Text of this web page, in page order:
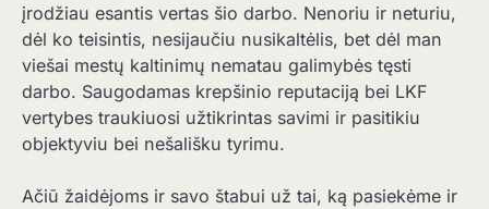
įrodžiau esantis vertas šio darbo. Nenoriu ir neturiu,
dėl ko teisintis, nesijaučiu nusikaltėlis, bet dėl man
viešai mestų kaltinimų nematau galimybės tęsti
darbo. Saugodamas krepšinio reputaciją bei LKF
vertybes traukiuosi užtikrintas savimi ir pasitikiu
objektyviu bei nešališku tyrimu.
Ačiū žaidėjoms ir savo štabui už tai, ką pasiekėme ir